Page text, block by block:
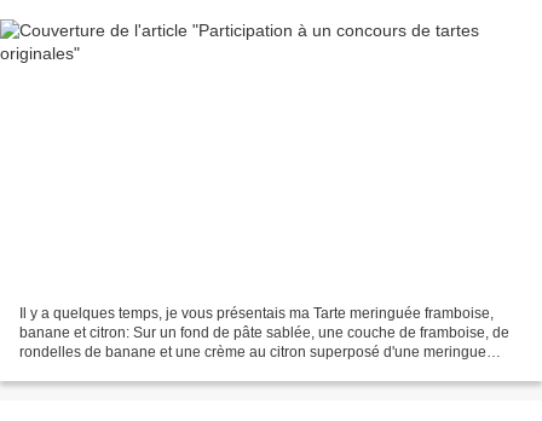
Il y a quelques temps, je vous présentais ma Tarte meringuée framboise,
banane et citron: Sur un fond de pâte sablée, une couche de framboise, de
rondelles de banane et une crème au citron superposé d'une meringue